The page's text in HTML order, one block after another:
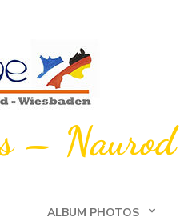
–
ALBUM PHOTOS